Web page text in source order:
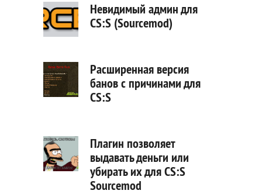
Невидимый админ для
CS:S (Sourcemod)
Расширенная версия
банов с причинами для
CS:S
Плагин позволяет
выдавать деньги или
убирать их для CS:S
Sourcemod